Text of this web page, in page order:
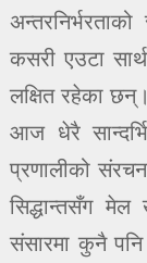
कसरी एउटा
लक्षित रहेका
आज धेरै
प्रणालीको
सिद्धान्तसँग
संसारमा कुनै